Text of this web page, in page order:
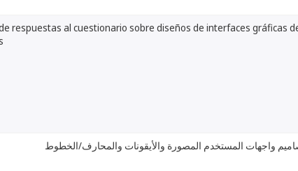
respuestas al cuestionario sobre diseños de interfaces gráficas
واجهات المستخدم المصورة والأيقونات والمحارف/الخطوط